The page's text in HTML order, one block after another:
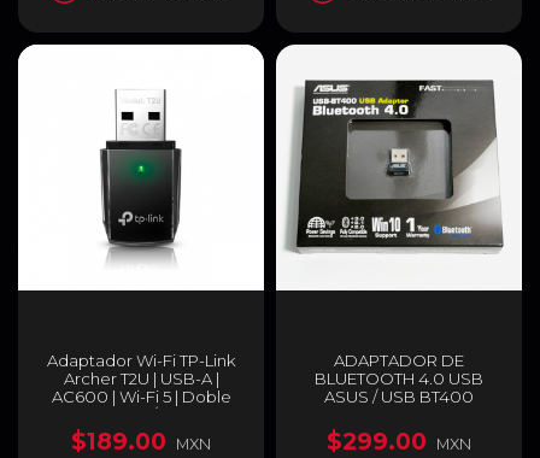
Adaptador Wi-Fi TP-Link
Archer T2U | USB-A |
AC600 | Wi-Fi 5 | Doble
Banda 2.4 / 5 GHz |
ARCHER T2U
$189.00 MXN
ADAPTADOR DE
BLUETOOTH 4.0 USB
ASUS / USB BT400
$299.00 MXN